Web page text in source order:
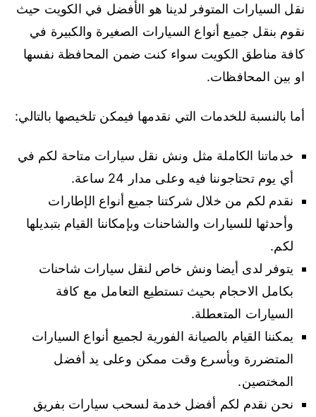
نقل السيارات المتوفر لدينا هو الأفضل في الكويت حيث
نقوم بنقل جميع أنواع السيارات الصغيرة والكبيرة في
كافة مناطق الكويت سواء كنت ضمن المحافظة نفسها
او بين المحافظات.
أما بالنسبة للخدمات التي نقدمها فيمكن تلخيصها بالتالي:
خدماتنا الكاملة مثل ونش نقل سيارات متاحة لكم في
أي يوم تحتاجوننا فيه وعلى مدار 24 ساعة.
نقدم لكم من خلال شركتنا جميع أنواع الإطارات
وأحدثها للسيارات والشاحنات وبإمكاننا القيام بتبديلها
لكم.
يتوفر لدى أيضا ونش خاص لنقل سيارات شاحنات
بكامل الاحجام بحيث تستطيع التعامل مع كافة
السيارات المتعطلة.
يمكننا القيام بالصيانة الفورية لجميع أنواع السيارات
المتضررة وبأسرع وقت ممكن وعلى يد أفضل
المختصين.
نحن نقدم لكم أفضل خدمة لسحب سيارات بفريق